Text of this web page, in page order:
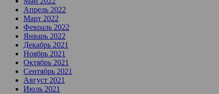
Апрель 2022
Март 2022
Февраль 2022
Январь 2022
Декабрь 2021
Ноябрь 2021
Октябрь 2021
Сентябрь 2021
Август 2021
Июль 2021